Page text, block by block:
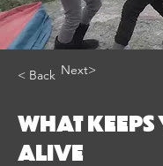
< Back Next>
WHAT KEEPS
ALIVE